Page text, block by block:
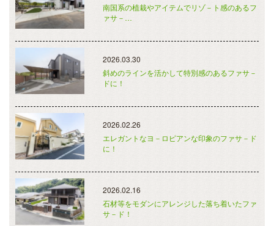
南国系の植栽やアイテムでリゾ－ト感のあるフ
ァサ－…
2026.03.30
斜めのラインを活かして特別感のあるファサ－
ドに！
2026.02.26
エレガントなヨ－ロピアンな印象のファサ－ド
に！
2026.02.16
石材等をモダンにアレンジした落ち着いたファ
サ－ド！